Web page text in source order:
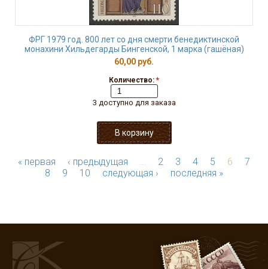
ФРГ 1979 год. 800 лет со дня смерти бенедиктинской
монахини Хильдегарды Бингенской, 1 марка (гашёная)
60,00 руб.
Количество: *
3 доступно для заказа
« первая ‹ предыдущая … 2 3 4 5 6
7
8
9 10 следующая › последняя »